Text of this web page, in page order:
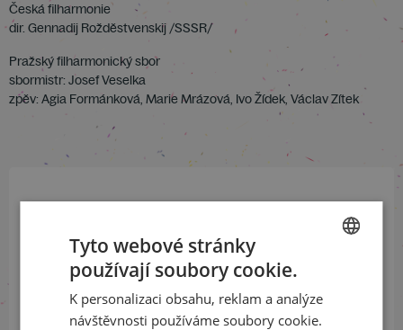
Česká filharmonie
dir. Gennadij Rožděstvenskij /SSSR/
Pražský filharmonický sbor
sbormistr: Josef Veselka
zpěv: Agia Formánková, Marie Mrázová, Ivo Žídek, Václav Zítek
a buďte jako první v obraze
ODEBÍRAT NEWSLETTER
ENGLISH
Tyto webové stránky
používají soubory cookie.
K personalizaci obsahu, reklam a analýze
návštěvnosti používáme soubory cookie.